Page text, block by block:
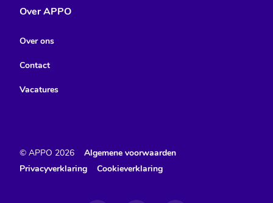
Over APPO
Over ons
Contact
Vacatures
© APPO 2026
Algemene voorwaarden
Privacyverklaring
Cookieverklaring